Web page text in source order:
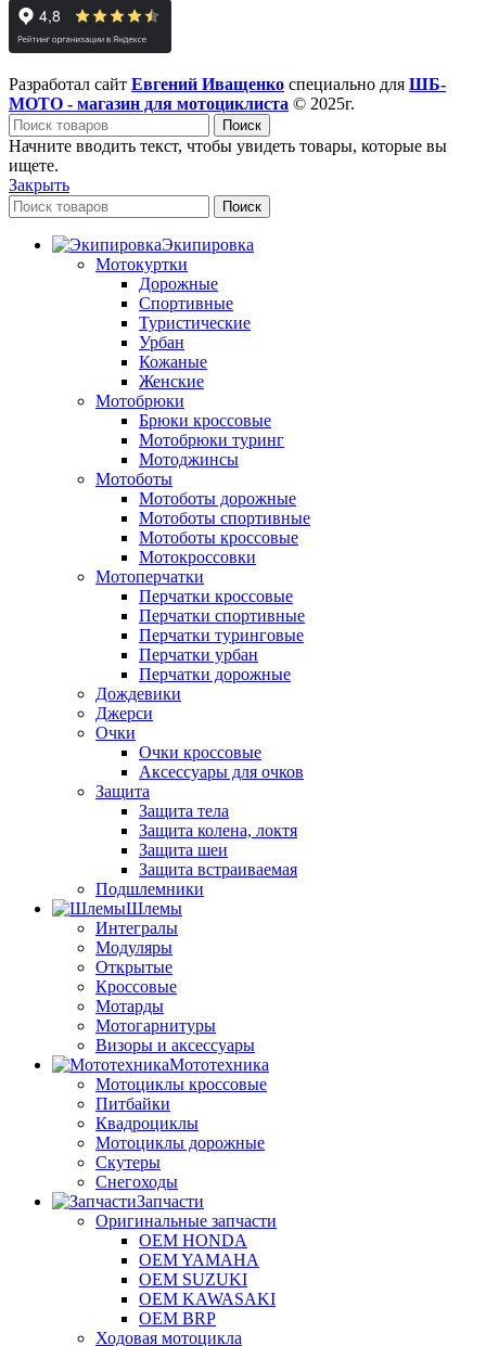
Разработал сайт Евгений Иващенко специально для ШБ-
МОТО - магазин для мотоциклиста © 2025г.
Поиск
Начните вводить текст, чтобы увидеть товары, которые вы
ищете.
Закрыть
Поиск
Экипировка
Мотокуртки
Дорожные
Спортивные
Туристические
Урбан
Кожаные
Женские
Мотобрюки
Брюки кроссовые
Мотобрюки туринг
Мотоджинсы
Мотоботы
Мотоботы дорожные
Мотоботы спортивные
Мотоботы кроссовые
Мотокроссовки
Мотоперчатки
Перчатки кроссовые
Перчатки спортивные
Перчатки туринговые
Перчатки урбан
Перчатки дорожные
Дождевики
Джерси
Очки
Очки кроссовые
Аксессуары для очков
Защита
Защита тела
Защита колена, локтя
Защита шеи
Защита встраиваемая
Подшлемники
Шлемы
Интегралы
Модуляры
Открытые
Кроссовые
Мотарды
Мотогарнитуры
Визоры и аксессуары
Мототехника
Мотоциклы кроссовые
Питбайки
Квадроциклы
Мотоциклы дорожные
Скутеры
Снегоходы
Запчасти
Оригинальные запчасти
OEM HONDA
OEM YAMAHA
OEM SUZUKI
OEM KAWASAKI
OEM BRP
Ходовая мотоцикла